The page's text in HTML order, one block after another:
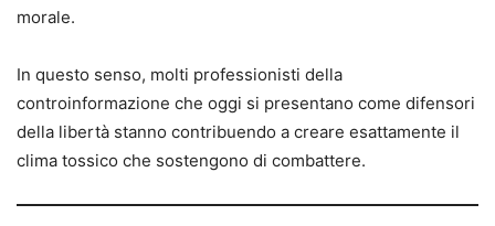
morale.
In questo senso, molti professionisti della
controinformazione che oggi si presentano come difensori
della libertà stanno contribuendo a creare esattamente il
clima tossico che sostengono di combattere.